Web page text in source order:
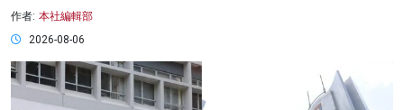
作者: 本社編輯部
2026-08-06